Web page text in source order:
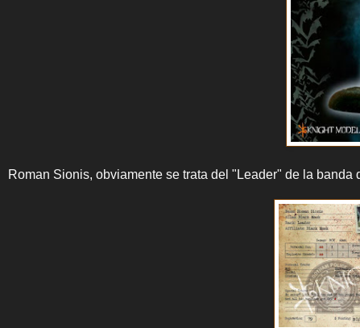
Roman Sionis, obviamente se trata del "Leader" de la banda